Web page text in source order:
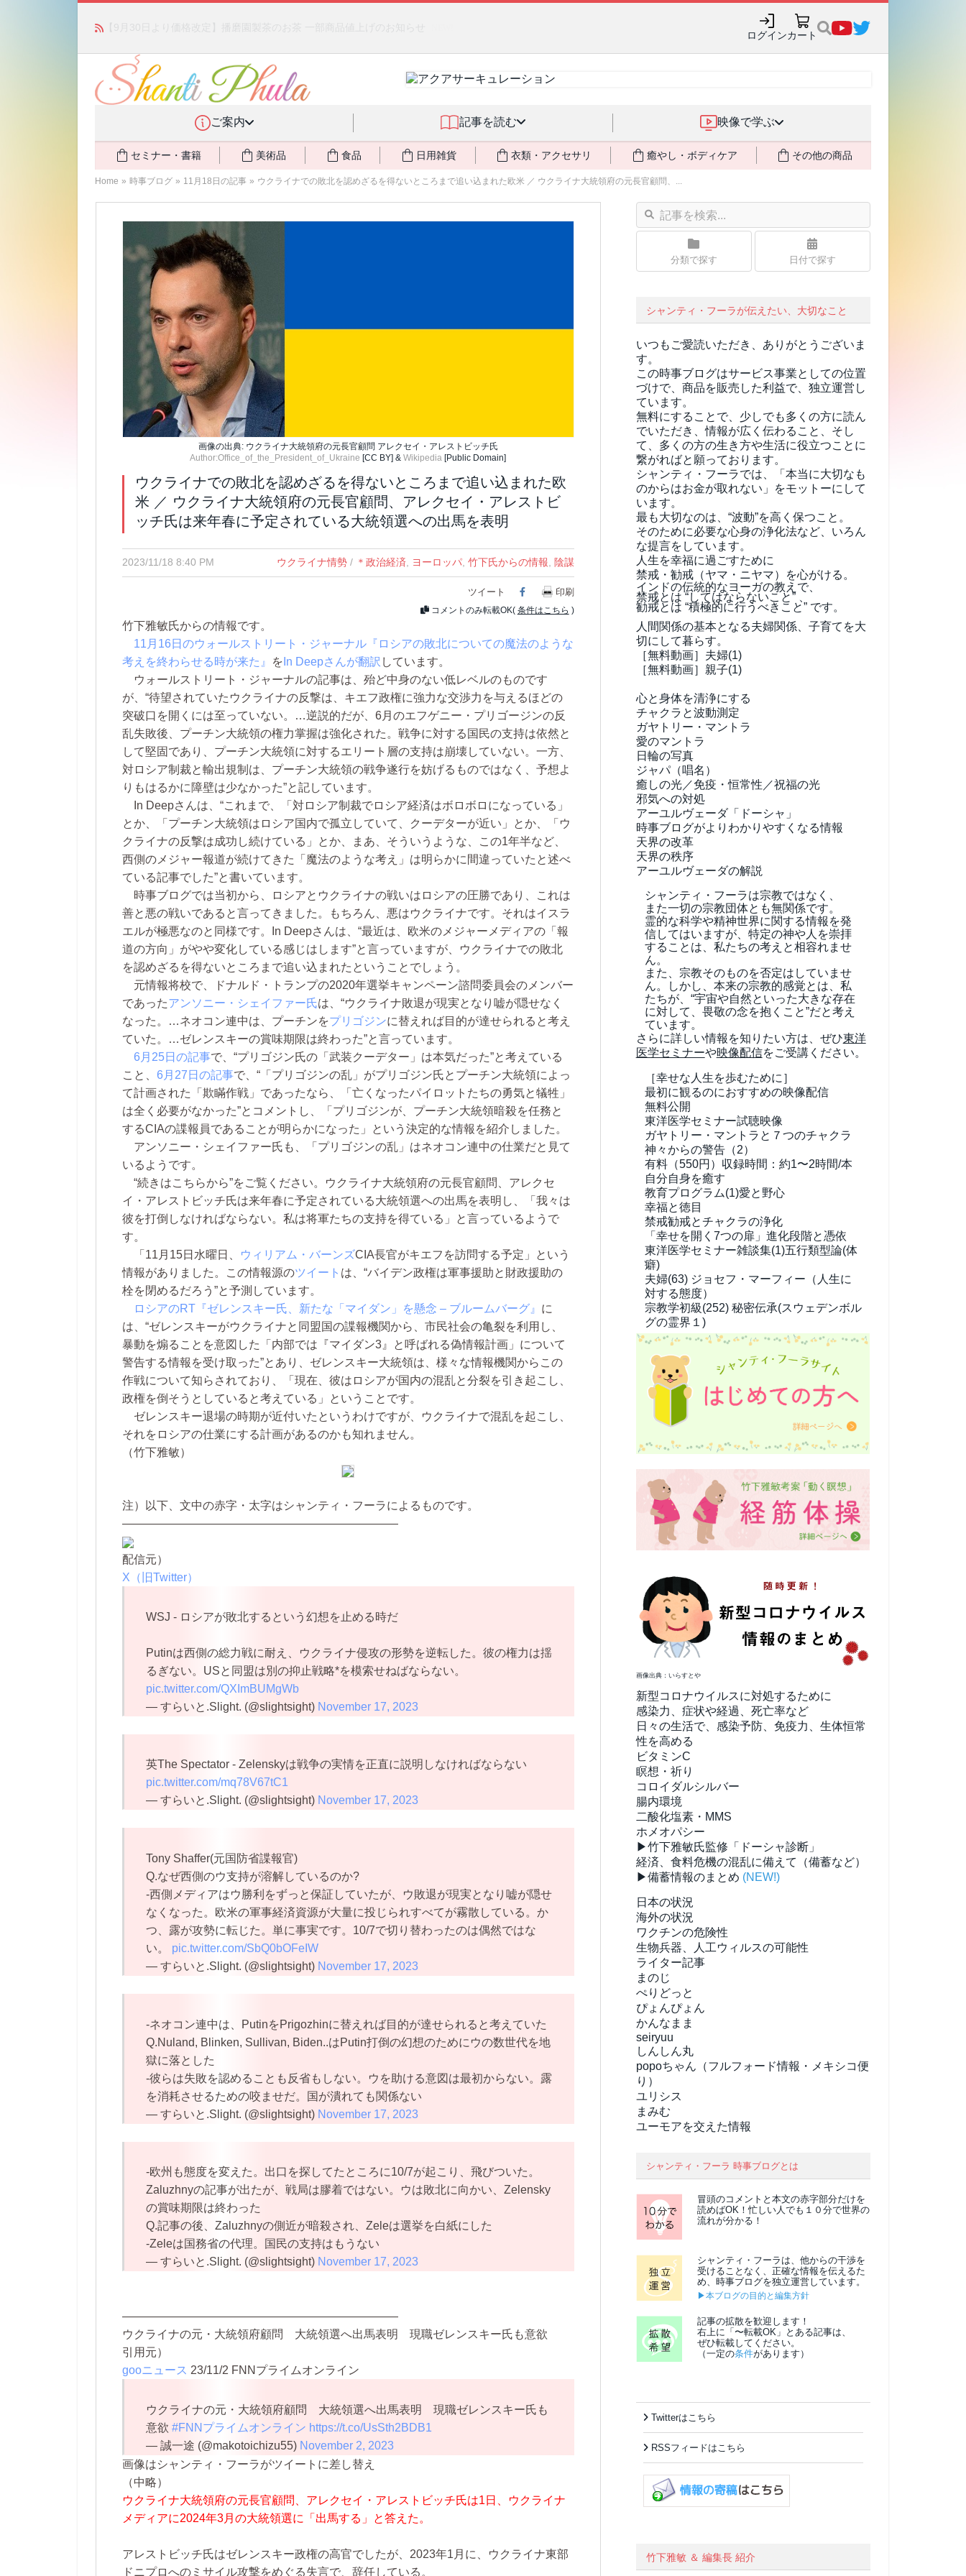
ログインカート
ご案内 記事を読む 映像で学ぶ
セミナー・書籍 美術品 食品 日用雑貨 衣類・アクセサリ 癒やし・ボディケア その他の商品
Home » 時事ブログ » 11月18日の記事 » ウクライナでの敗北を認めざるを得ないところまで追い込まれた欧米 ／ ウクライナ大統領府の元長官顧問、...
画像の出典: ウクライナ大統領府の元長官顧問 アレクセイ・アレストビッチ氏
Author:Office_of_the_President_of_Ukraine [CC BY] &Wikipedia [Public Domain]
ウクライナでの敗北を認めざるを得ないところまで追い込まれた欧
米 ／ ウクライナ大統領府の元長官顧問、アレクセイ・アレストビ
ッチ氏は来年春に予定されている大統領選への出馬を表明
2023/11/18 8:40 PM ウクライナ情勢/ ＊政治経済 ヨーロッパ, 竹下氏からの情報 陰謀
ツイート Facebook
印刷
コメントのみ転載OK( 条件はこちら )
竹下雅敏氏からの情報です。
11月16日のウォールストリート・ジャーナル『ロシアの敗北についての魔法のような
考えを終わらせる時が来た』
を In Deepさんが翻訳 しています。
ウォールストリート・ジャーナルの記事は、殆ど中身のない低レベルのものです
が、“待望されていたウクライナの反撃は、キエフ政権に強力な交渉力を与えるほどの
突破口を開くには至っていない。…逆説的だが、6月のエフゲニー・プリゴージンの反
乱失敗後、プーチン大統領の権力掌握は強化された。戦争に対する国民の支持は依然と
して堅固であり、プーチン大統領に対するエリート層の支持は崩壊していない。一方、
対ロシア制裁と輸出規制は、プーチン大統領の戦争遂行を妨げるものではなく、予想よ
りもはるかに障壁は少なかった”と記しています。
In Deepさんは、“これまで、「対ロシア制裁でロシア経済はボロボロになっている」
とか、「プーチン大統領はロシア国内で孤立していて、クーデターが近い」とか、「ウ
クライナの反撃は成功し続けている」とか、まあ、そういうような、この1年半など、
西側のメジャー報道が続けてきた「魔法のような考え」は明らかに間違っていたと述べ
ている記事でした”と書いています。
時事ブログでは当初から、ロシアとウクライナの戦いはロシアの圧勝であり、これは
善と悪の戦いであると言ってきました。もちろん、悪はウクライナです。それはイスラ
エルが極悪なのと同様です。In Deepさんは、“最近は、欧米のメジャーメディアの「報
道の方向」がやや変化している感じはします”と言っていますが、ウクライナでの敗北
を認めざるを得ないところまで追い込まれたということでしょう。
元情報将校で、ドナルド・トランプの2020年選挙キャンペーン諮問委員会のメンバー
であったアンソニー・シェイファー氏は、“ウクライナ敗退が現実となり嘘が隠せなく
なった。…ネオコン連中は、プーチンをプリゴジンに替えれば目的が達せられると考え
ていた。…ゼレンスキーの賞味期限は終わった”と言っています。
6月25日の記事で、“プリゴジン氏の「武装クーデター」は本気だった”と考えている
こと、 6月27日の記事で、“「プリゴジンの乱」がプリゴジン氏とプーチン大統領によっ
て計画された「欺瞞作戦」であったなら、「亡くなったパイロットたちの勇気と犠牲」
は全く必要がなかった”とコメントし、「プリゴジンが、プーチン大統領暗殺を任務と
するCIAの諜報員であることが明らかになった」という決定的な情報を紹介しました。
アンソニー・シェイファー氏も、「プリゴジンの乱」はネオコン連中の仕業だと見て
いるようです。
“続きはこちらから”をご覧ください。ウクライナ大統領府の元長官顧問、アレクセ
イ・アレストビッチ氏は来年春に予定されている大統領選への出馬を表明し、「我々は
彼を打倒しなければならない。私は将軍たちの支持を得ている」と言っているようで
す。
「11月15日水曜日、
ウィリアム・バーンズCIA長官がキエフを訪問する予定」という
情報がありました。この情報源のツイート は、“バイデン政権は軍事援助と財政援助の
栓を閉めるだろう”と予測しています。
ロシアのRT『ゼレンスキー氏、新たな「マイダン」を懸念 – ブルームバーグ』 に
は、“ゼレンスキーがウクライナと同盟国の諜報機関から、市民社会の亀裂を利用し、
暴動を煽ることを意図した「内部では『マイダン3』と呼ばれる偽情報計画」について
警告する情報を受け取った”とあり、ゼレンスキー大統領は、様々な情報機関からこの
作戦について知らされており、「現在、彼はロシアが国内の混乱と分裂を引き起こし、
政権を倒そうとしていると考えている」ということです。
ゼレンスキー退場の時期が近付いたというわけですが、ウクライナで混乱を起こし、
それをロシアの仕業にする計画があるのかも知れません。
（竹下雅敏）
注）以下、文中の赤字・太字はシャンティ・フーラによるものです。
————————————————————————
配信元）
X（旧Twitter）
WSJ - ロシアが敗北するという幻想を止める時だ
Putinは西側の総力戦に耐え、ウクライナ侵攻の形勢を逆転した。彼の権力は揺
るぎない。USと同盟は別の抑止戦略*を模索せねばならない。
pic.twitter.com/QXImBUMgWb
— すらいと.Slight. (@slightsight) November 17, 2023
英The Spectator - Zelenskyは戦争の実情を正直に説明しなければならない
pic.twitter.com/mq78V67tC1
— すらいと.Slight. (@slightsight) November 17, 2023
Tony Shaffer(元国防省諜報官)
Q.なぜ西側のウ支持が溶解しているのか?
-西側メディアはウ勝利をずっと保証していたが、ウ敗退が現実となり嘘が隠せ
なくなった。欧米の軍事経済資源が大量に投じられすべてが霧散している。か
つ、露が攻勢に転じた。単に事実です。10/7で切り替わったのは偶然ではな
い。 pic.twitter.com/SbQ0bOFeIW
— すらいと.Slight. (@slightsight) November 17, 2023
-ネオコン連中は、PutinをPrigozhinに替えれば目的が達せられると考えていた
Q.Nuland, Blinken, Sullivan, Biden..はPutin打倒の幻想のためにウの数世代を地
獄に落とした
-彼らは失敗を認めることも反省もしない。ウを助ける意図は最初からない。露
を消耗させるための咬ませだ。国が潰れても関係ない
— すらいと.Slight. (@slightsight) November 17, 2023
-欧州も態度を変えた。出口を探してたところに10/7が起こり、飛びついた。
Zaluzhnyの記事が出たが、戦局は膠着ではない。ウは敗北に向かい、Zelensky
の賞味期限は終わった
Q.記事の後、Zaluzhnyの側近が暗殺され、Zeleは選挙を白紙にした
-Zeleは国務省の代理。国民の支持はもうない
— すらいと.Slight. (@slightsight) November 17, 2023
————————————————————————
ウクライナの元・大統領府顧問 大統領選へ出馬表明 現職ゼレンスキー氏も意欲
引用元）
gooニュース 23/11/2 FNNプライムオンライン
ウクライナの元・大統領府顧問 大統領選へ出馬表明 現職ゼレンスキー氏も
意欲 #FNNプライムオンライン https://t.co/UsSth2BDB1
— 誠一途 (@makotoichizu55) November 2, 2023
画像はシャンティ・フーラがツイートに差し替え
（中略）
ウクライナ大統領府の元長官顧問、アレクセイ・アレストビッチ氏は1日、ウクライナ
メディアに2024年3月の大統領選に「出馬する」と答えた。
アレストビッチ氏はゼレンスキー政権の高官でしたが、2023年1月に、ウクライナ東部
ドニプロへのミサイル攻撃をめぐる失言で、辞任している。
分類で探す 日付で探す
シャンティ・フーラが伝えたい、大切なこと
いつもご愛読いただき、ありがとうございま
す。
この時事ブログはサービス事業としての位置
づけで、商品を販売した利益で、独立運営し
ています。
無料にすることで、少しでも多くの方に読ん
でいただき、情報が広く伝わること、そし
て、 多くの方の生き方や生活に役立つことに
繋がればと願っております。
シャンティ・フーラでは、「本当に大切なも
のからはお金が取れない」をモットーにして
います。
最も大切なのは、“波動”を高く保つこと。
そのために必要な心身の浄化法など、いろん
な提言をしています。
人生を幸福に過ごすために
禁戒・勧戒（ヤマ・ニヤマ）を心がける。
インドの伝統的なヨーガの教えで、
禁戒とは “してはならないこと” 、
勧戒とは “積極的に行うべきこと” です。
人間関係の基本となる夫婦関係、子育てを大
切にして暮らす。
［無料動画］夫婦(1)
［無料動画］親子(1)
心と身体を清浄にする
チャクラと波動測定
ガヤトリー・マントラ
愛のマントラ
日輪の写真
ジャパ（唱名）
癒しの光／免疫・恒常性／祝福の光
邪気への対処
アーユルヴェーダ「ドーシャ」
時事ブログがよりわかりやすくなる情報
天界の改革
天界の秩序
アーユルヴェーダの解説
シャンティ・フーラは宗教ではなく、
また一切の宗教団体とも無関係です。
霊的な科学や精神世界に関する情報を発
信してはいますが、特定の神や人を崇拝
することは、私たちの考えと相容れませ
ん。
また、宗教そのものを否定はしていませ
ん。しかし、本来の宗教的感覚とは、私
たちが、“宇宙や自然といった大きな存在
に対して、畏敬の念を抱くこと”だと考え
ています。
さらに詳しい情報を知りたい方は、ぜひ東洋
医学セミナーや映像配信をご受講ください。
［幸せな人生を歩むために］
最初に観るのにおすすめの映像配信
無料公開
東洋医学セミナー試聴映像
ガヤトリー・マントラと７つのチャクラ
神々からの警告（2）
有料（550円） 収録時間：約1〜2時間/本
自分自身を癒す
教育プログラム(1)愛と野心
幸福と徳目
禁戒勧戒とチャクラの浄化
「幸せを開く7つの扉」進化段階と憑依
東洋医学セミナー雑談集(1)五行類型論(体
癖)
夫婦(63) ジョセフ・マーフィー（人生に
対する態度）
宗教学初級(252) 秘密伝承(スウェデンボル
グの霊界１)
画像出典：いらすとや
新型コロナウイルスに対処するために
感染力、症状や経過、死亡率など
日々の生活で、感染予防、免疫力、生体恒常
性を高める
ビタミンC
瞑想・祈り
コロイダルシルバー
腸内環境
二酸化塩素・MMS
ホメオパシー
▶竹下雅敏氏監修「ドーシャ診断」
経済、食料危機の混乱に備えて（備蓄など）
▶備蓄情報のまとめ (NEW!)
日本の状況
海外の状況
ワクチンの危険性
生物兵器、人工ウィルスの可能性
ライター記事
まのじ
ぺりどっと
ぴょんぴょん
かんなまま
seiryuu
しんしん丸
popoちゃん（フルフォード情報・メキシコ便
り）
ユリシス
まみむ
ユーモアを交えた情報
シャンティ・フーラ 時事ブログとは
冒頭のコメントと本文の赤字部分だけを
読めばOK！忙しい人でも１０分で世界の
流れが分かる！
シャンティ・フーラは、他からの干渉を
受けることなく、正確な情報を伝えるた
め、時事ブログを独立運営しています。
▶本ブログの目的と編集方針
記事の拡散を歓迎します！
右上に「〜転載OK」とある記事は、
ぜひ転載してください。
（一定の条件があります）
Twitterはこちら
RSSフィードはこちら
竹下雅敏 ＆ 編集長 紹介